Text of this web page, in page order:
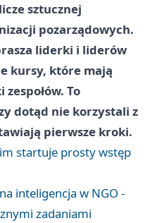
sztucznej
pozarządowych.
liderki i liderów
kursy, które mają
To
dotąd nie korzystali z
pierwsze kroki.
startuje prosty wstęp
inteligencja w NGO -
zadaniami